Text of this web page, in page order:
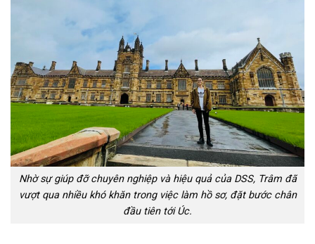
Nhờ sự giúp đỡ chuyên nghiệp và hiệu quả của DSS, Trâm đã
vượt qua nhiều khó khăn trong việc làm hồ sơ, đặt bước chân
đầu tiên tới Úc.